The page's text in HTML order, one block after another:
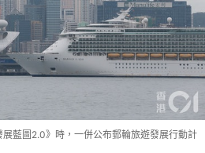
藍圖2.0》時，一併公布郵輪旅遊發展行動計